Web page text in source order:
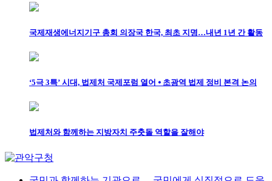
국제재생에너지기구 총회 의장국 한국, 최초 지명…내년 1년 간 활동
‘5극 3특’ 시대, 법제처 국제포럼 열어 ⦁ 초광역 법제 정비 본격 논의
법제처와 함께하는 지방자치 주춧돌 역할을 잘해야